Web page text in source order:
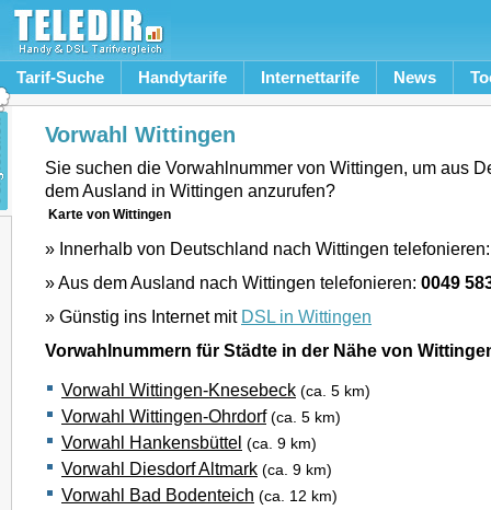
Tarif-Suche Handytarife Internettarife News
Vorwahl Wittingen
Sie suchen die Vorwahlnummer von Wittingen, um aus
dem Ausland in Wittingen anzurufen?
Karte von Wittingen
» Innerhalb von Deutschland nach Wittingen
» Aus dem Ausland nach Wittingen telefonieren: 0049
» Günstig ins Internet mit DSL in Wittingen
Vorwahlnummern für Städte in der Nähe von
Vorwahl Wittingen-Knesebeck (ca. 5 km)
Vorwahl Wittingen-Ohrdorf (ca. 5 km)
Vorwahl Hankensbüttel (ca. 9 km)
Vorwahl Diesdorf Altmark (ca. 9 km)
Vorwahl Bad Bodenteich (ca. 12 km)